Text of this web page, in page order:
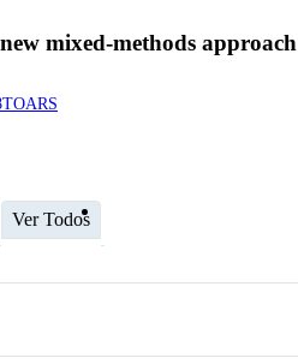
mixed-methods approach
Ver Todos